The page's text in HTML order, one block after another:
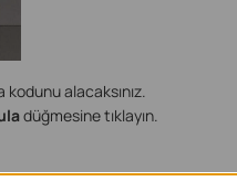
alacaksınız.
düğmesine tıklayın.